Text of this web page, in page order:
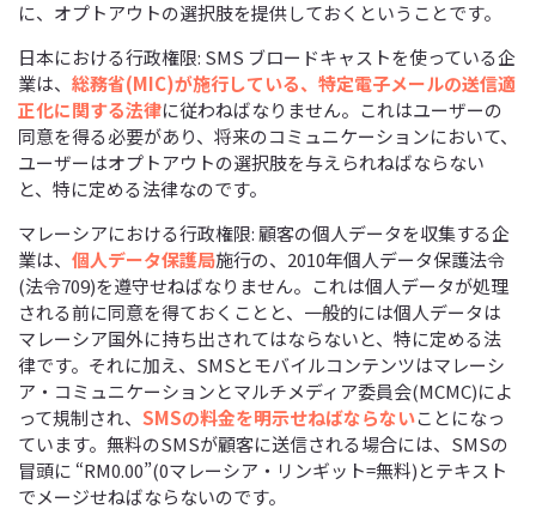
に、オプトアウトの選択肢を提供しておくということです。
日本における行政権限: SMS ブロードキャストを使っている企
業は、 総務省(MIC)が施行している、特定電子メールの送信適
正化に関する法律に従わねばなりません。これはユーザーの
同意を得る必要があり、将来のコミュニケーションにおいて、
ユーザーはオプトアウトの選択肢を与えられねばならない
と、特に定める法律なのです。
マレーシアにおける行政権限: 顧客の個人データを収集する企
業は、 個人データ保護局施行の、2010年個人データ保護法令
(法令709)を遵守せねばなりません。これは個人データが処理
される前に同意を得ておくことと、一般的には個人データは
マレーシア国外に持ち出されてはならないと、特に定める法
律です。それに加え、SMSとモバイルコンテンツはマレーシ
ア・コミュニケーションとマルチメディア委員会(MCMC)によ
って規制され、 SMSの料金を明示せねばならないことになっ
ています。無料のSMSが顧客に送信される場合には、SMSの
冒頭に “RM0.00”(0マレーシア・リンギット=無料)とテキスト
でメージせねばならないのです。